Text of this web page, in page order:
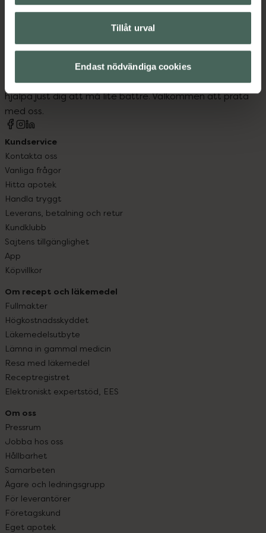
Tillåt urval
Endast nödvändiga cookies
Kronans Apotek finns här för dig. Du hittar oss från Skåne i
syd till Lappland i norr, och online i mobilen och på
datorn. Oavsett vem du är så är det vårt uppdrag att
hjälpa just dig att må lite bättre. Välkommen att prata
med oss.
Kundservice
Kontakta oss
Vanliga frågor
Hitta apotek
Handla tryggt
Leverans, betalning och retur
Kundklubb
Sajtens tillgänglighet
App
Köpvillkor
Om recept och läkemedel
Fullmakter
Högkostnadsskyddet
Läkemedelsutbyte
Lämna in gammal medicin
Resa med läkemedel
Receptregistret
Elektroniskt expertstöd, EES
Om oss
Pressrum
Jobba hos oss
Hållbarhet
Samarbeten
Ägare och ledningsgrupp
För leverantörer
Företagskund
Eget apotek